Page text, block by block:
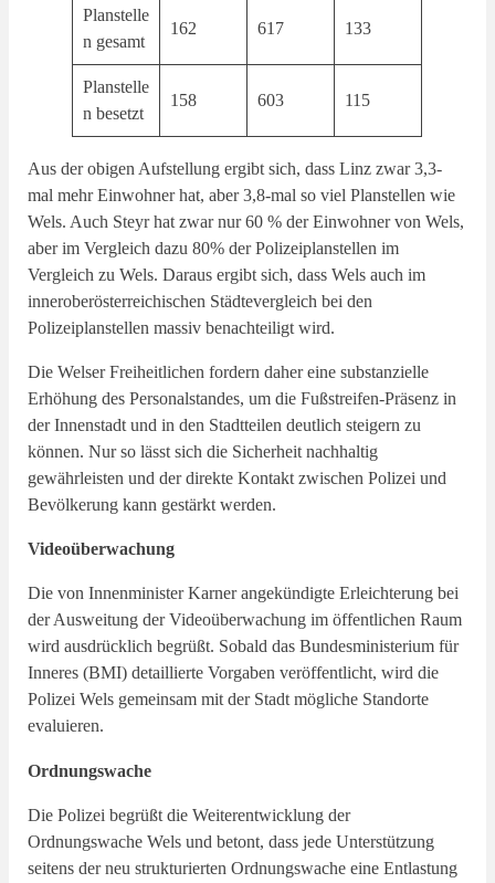
Planstelle
n gesamt
162 617 133
Planstelle
n besetzt
158 603 115
Aus der obigen Aufstellung ergibt sich, dass Linz zwar 3,3-
mal mehr Einwohner hat, aber 3,8-mal so viel Planstellen wie
Wels. Auch Steyr hat zwar nur 60 % der Einwohner von Wels,
aber im Vergleich dazu 80% der Polizeiplanstellen im
Vergleich zu Wels. Daraus ergibt sich, dass Wels auch im
inneroberösterreichischen Städtevergleich bei den
Polizeiplanstellen massiv benachteiligt wird.
Die Welser Freiheitlichen fordern daher eine substanzielle
Erhöhung des Personalstandes, um die Fußstreifen-Präsenz in
der Innenstadt und in den Stadtteilen deutlich steigern zu
können. Nur so lässt sich die Sicherheit nachhaltig
gewährleisten und der direkte Kontakt zwischen Polizei und
Bevölkerung kann gestärkt werden.
Videoüberwachung
Die von Innenminister Karner angekündigte Erleichterung bei
der Ausweitung der Videoüberwachung im öffentlichen Raum
wird ausdrücklich begrüßt. Sobald das Bundesministerium für
Inneres (BMI) detaillierte Vorgaben veröffentlicht, wird die
Polizei Wels gemeinsam mit der Stadt mögliche Standorte
evaluieren.
Ordnungswache
Die Polizei begrüßt die Weiterentwicklung der
Ordnungswache Wels und betont, dass jede Unterstützung
seitens der neu strukturierten Ordnungswache eine Entlastung